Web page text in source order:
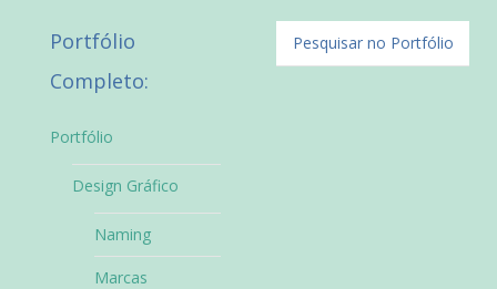
Portfólio
Completo:
Portfólio
Design Gráfico
Naming
Marcas